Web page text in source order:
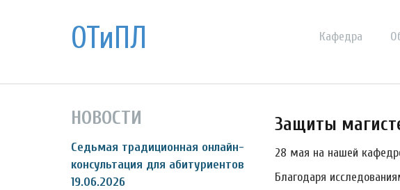
ОТиПЛ Кафедра
НОВОСТИ
Седьмая традиционная онлайн-
консультация для абитуриентов
19.06.2026
Защиты
28 мая на нашей
Благодаря